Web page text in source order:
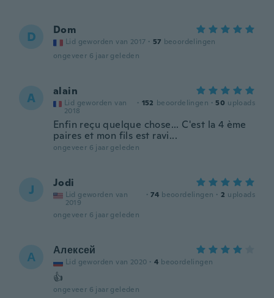
D Dom
Lid geworden van 2017 · 57 beoordelingen
ongeveer 6 jaar geleden
A alain
Lid geworden van
2018
· 152 beoordelingen · 50 uploads
Enfin reçu quelque chose... C'est la 4 ème
paires et mon fils est ravi...
ongeveer 6 jaar geleden
J Jodi
Lid geworden van
2019
· 74 beoordelingen · 2 uploads
ongeveer 6 jaar geleden
А Алексей
Lid geworden van 2020 · 4 beoordelingen
👍
ongeveer 6 jaar geleden